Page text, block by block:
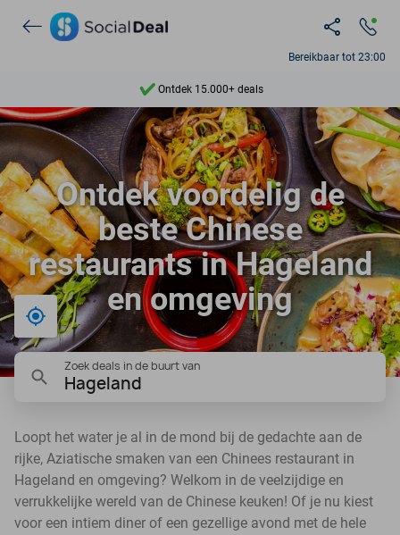
Bereikbaar tot 23:00
Ontdek 15.000+ deals
7 dagen per week beschikbaar
10+ miljoen leden
9,4
Ontdek 15.000+ deals
Ontdek voordelig de
beste Chinese
restaurants in Hageland
en omgeving
Bij mij in de buurt
Zoek deals in de buurt van
Hageland
Loopt het water je al in de mond bij de gedachte aan de
rijke, Aziatische smaken van een Chinees restaurant in
Hageland en omgeving? Welkom in de veelzijdige en
verrukkelijke wereld van de Chinese keuken! Of je nu kiest
voor een intiem diner of een gezellige avond met de hele